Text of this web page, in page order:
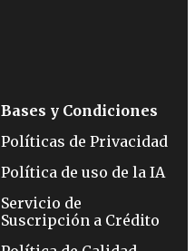
Bases y Condiciones
Políticas de Privacidad
Política de uso de la IA
Servicio de
Suscripción a Crédito